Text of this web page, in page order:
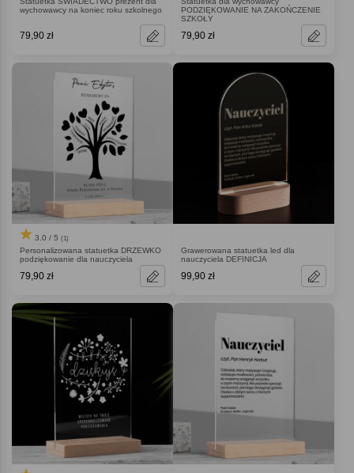
wychowawcy na koniec roku szkolnego
79,90 zł
PODZIĘKOWANIE NA ZAKOŃCZENIE
SZKOŁY
79,90 zł
3.0 / 5 (1)
Personalizowana statuetka DRZEWKO
podziękowanie dla nauczyciela
79,90 zł
Grawerowana statuetka led dla
nauczyciela DEFINICJA
99,90 zł